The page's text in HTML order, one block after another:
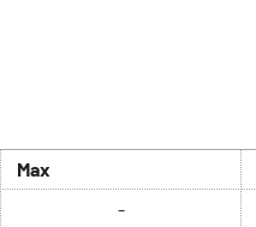
Max
-